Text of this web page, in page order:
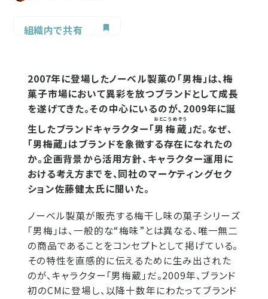
組織内で共有
2007年に登場したノーベル製菓の「男梅」は、梅
菓子市場において異彩を放つブランドとして成長
を遂げてきた。その中心にいるのが、2009年に誕
生したブランドキャラクター「男梅蔵
おとこうめぞう
」だ。なぜ、
「男梅蔵」はブランドを象徴する存在になれたの
か。企画背景から活用方針、キャラクター運用に
おける考え方までを、同社のマーケティングセク
ション佐藤健太氏に聞いた。
ノーベル製菓が販売する梅干し味の菓子シリーズ
「男梅」は、一般的な“梅味”とは異なる、唯一無二
の商品であることをコンセプトとして掲げている。
その特性を直感的に伝えるために生み出された
のが、キャラクター「男梅蔵」だ。2009年、ブランド
初のCMに登場し、以降十数年にわたってブランド